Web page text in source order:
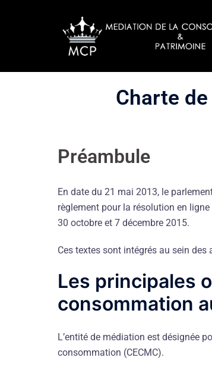
Charte
Préambule
En date du 21 mai 2013, le
règlement pour la résolution en
30 octobre et 7 décembre 2015.
Ces textes sont intégrés au sein
Les principales
consommation
L’entité de médiation est désignée
consommation (CECMC).